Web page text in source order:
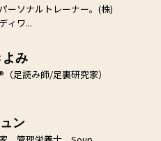
ーソナルトレーナー。(株)
ィワ...
み
足読み師/足裏研究家）
ン